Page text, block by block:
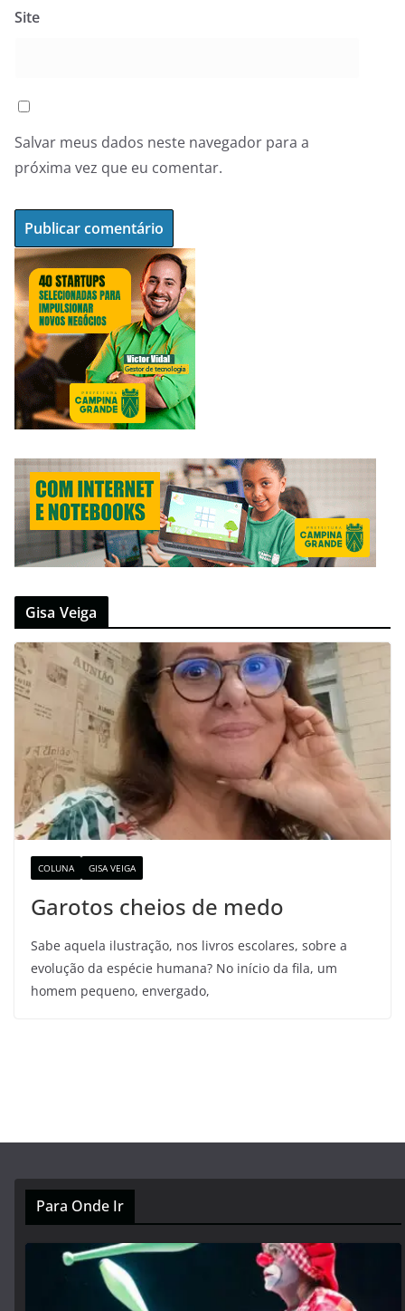
Site
Salvar meus dados neste navegador para a
próxima vez que eu comentar.
Gisa Veiga
COLUNA GISA VEIGA
Garotos cheios de medo
Sabe aquela ilustração, nos livros escolares, sobre a
evolução da espécie humana? No início da fila, um
homem pequeno, envergado,
Para Onde Ir